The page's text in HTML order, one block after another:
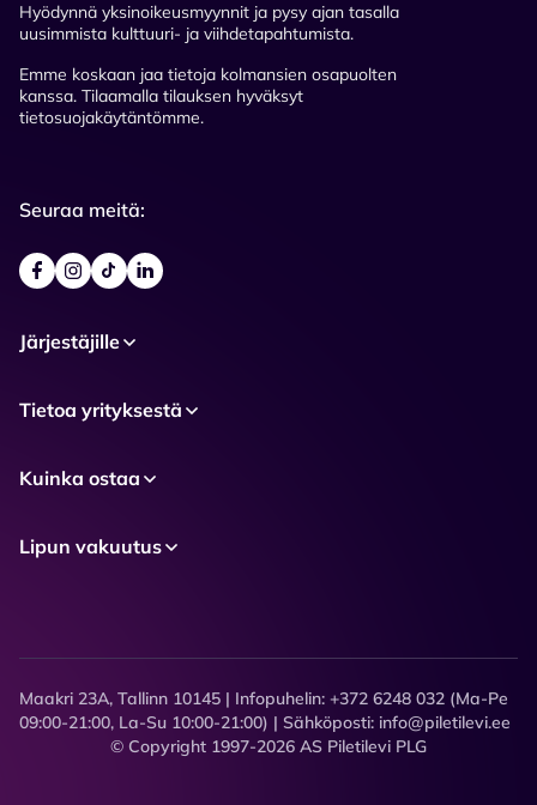
Hyödynnä yksinoikeusmyynnit ja pysy ajan tasalla
uusimmista kulttuuri- ja viihdetapahtumista.
Emme koskaan jaa tietoja kolmansien osapuolten
kanssa. Tilaamalla tilauksen hyväksyt
tietosuojakäytäntömme.
Seuraa meitä:
Järjestäjille
Tietoa yrityksestä
Kuinka ostaa
Lipun vakuutus
Maakri 23A, Tallinn 10145 | Infopuhelin: +372 6248 032 (Ma-Pe
09:00-21:00, La-Su 10:00-21:00) | Sähköposti: info@piletilevi.ee
© Copyright 1997-2026 AS Piletilevi PLG